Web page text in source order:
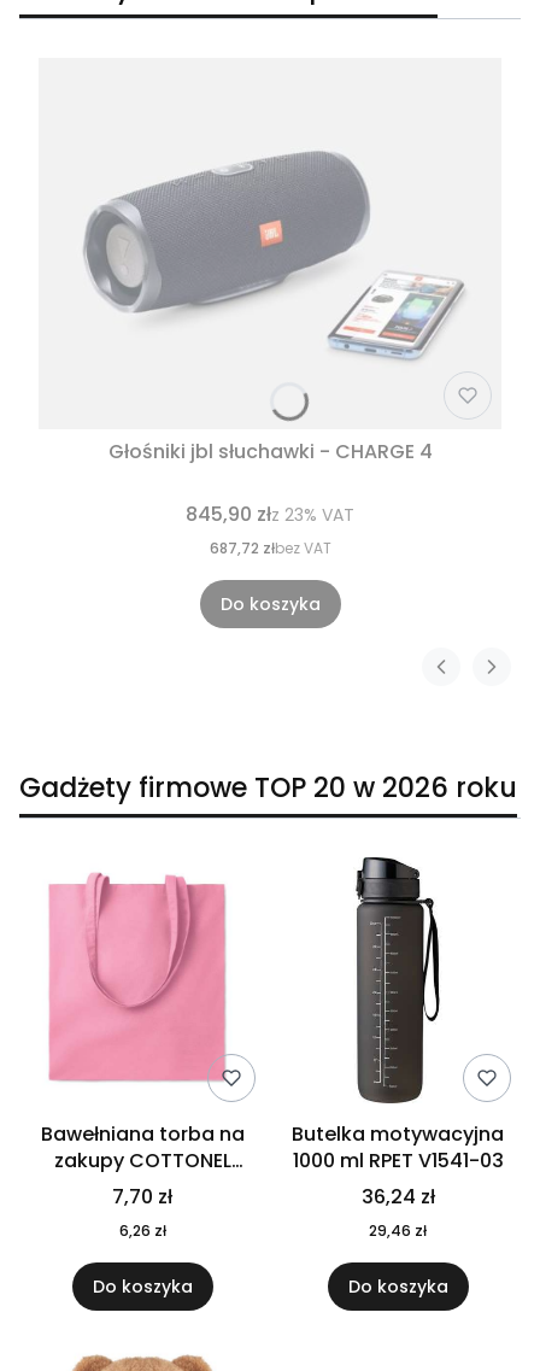
Głośniki jbl słuchawki - CHARGE 4
845,90 złz 23% VAT
687,72 złbez VAT
Do koszyka
Gadżety firmowe TOP 20 w 2026 roku
Bawełniana torba na
zakupy COTTONEL
COLOUR++ MO9846-11
7,70 zł
6,26 zł
Do koszyka
Butelka motywacyjna
1000 ml RPET V1541-03
36,24 zł
29,46 zł
Do koszyka